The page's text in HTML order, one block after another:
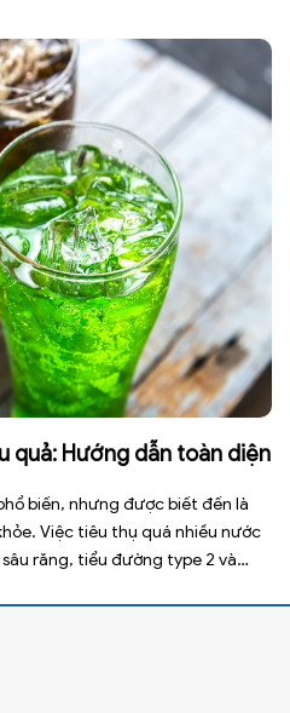
quả: Hướng dẫn toàn diện
biến, nhưng được biết đến là
Việc tiêu thụ quá nhiều nước
răng, tiểu đường type 2 và